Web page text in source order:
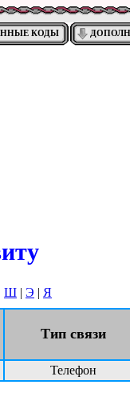
КОДЫ
Ш | Э | Я
Тип связи
Телефон